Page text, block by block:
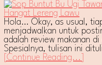
Hola… Okay, as usual,
menjadwalkan untuk
adalah review makanan
Spesialnya, tulisan ini
[Continue Reading...]